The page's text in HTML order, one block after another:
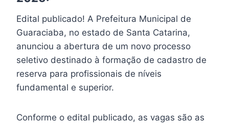
Edital publicado! A Prefeitura Municipal de
Guaraciaba, no estado de Santa Catarina,
anunciou a abertura de um novo processo
seletivo destinado à formação de cadastro de
reserva para profissionais de níveis
fundamental e superior.
Conforme o edital publicado, as vagas são as